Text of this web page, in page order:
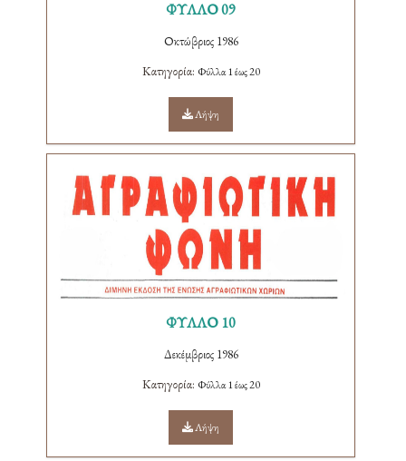
ΦΥΛΛΟ 09
Οκτώβριος 1986
Κατηγορία: Φύλλα 1 έως 20
Λήψη
ΦΥΛΛΟ 10
Δεκέμβριος 1986
Κατηγορία: Φύλλα 1 έως 20
Λήψη